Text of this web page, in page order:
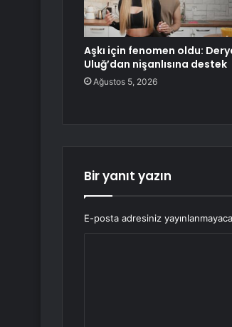
Aşkı için fenomen oldu:
Uluğ’dan nişanlısına destek
Ağustos 5, 2026
Bir yanıt yazın
E-posta adresiniz